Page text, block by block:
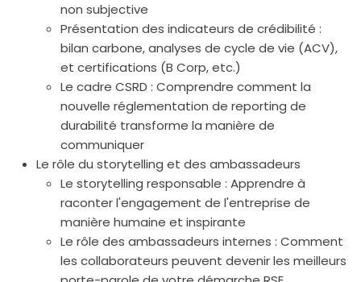
non subjective
Présentation des indicateurs de crédibilité :
bilan carbone, analyses de cycle de vie (ACV),
et certifications (B Corp, etc.)
Le cadre CSRD : Comprendre comment la
nouvelle réglementation de reporting de
durabilité transforme la manière de
communiquer
Le rôle du storytelling et des ambassadeurs
Le storytelling responsable : Apprendre à
raconter l'engagement de l'entreprise de
manière humaine et inspirante
Le rôle des ambassadeurs internes : Comment
les collaborateurs peuvent devenir les meilleurs